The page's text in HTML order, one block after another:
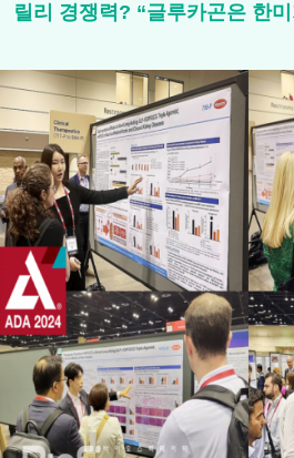
릴리 경쟁력? “글루카곤은 한미